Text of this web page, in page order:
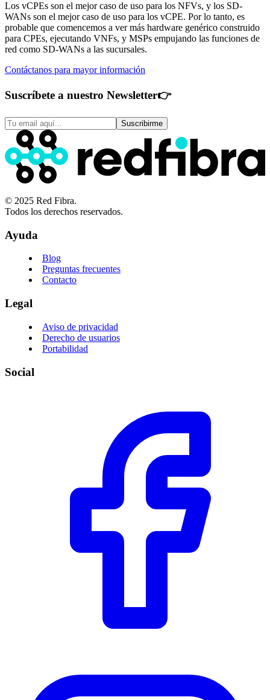
Los vCPEs son el mejor caso de uso para los NFVs, y los SD-
WANs son el mejor caso de uso para los vCPE. Por lo tanto, es
probable que comencemos a ver más hardware genérico construido
para CPEs, ejecutando VNFs, y MSPs empujando las funciones de
red como SD-WANs a las sucursales.
Contáctanos para mayor información
Suscríbete a nuestro Newsletter👉
Suscribirme
© 2025 Red Fibra.
Todos los derechos reservados.
Ayuda
Blog
Preguntas frecuentes
Contacto
Legal
Aviso de privacidad
Derecho de usuarios
Portabilidad
Social